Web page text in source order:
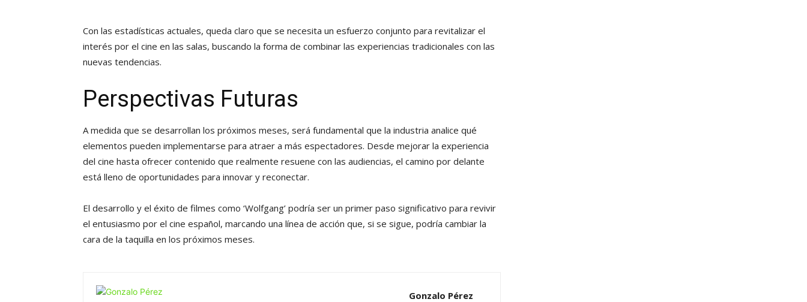
Con las estadísticas actuales, queda claro que se necesita un esfuerzo conjunto para revitalizar el
interés por el cine en las salas, buscando la forma de combinar las experiencias tradicionales con las
nuevas tendencias.
Perspectivas Futuras
A medida que se desarrollan los próximos meses, será fundamental que la industria analice qué
elementos pueden implementarse para atraer a más espectadores. Desde mejorar la experiencia
del cine hasta ofrecer contenido que realmente resuene con las audiencias, el camino por delante
está lleno de oportunidades para innovar y reconectar.
El desarrollo y el éxito de filmes como ‘Wolfgang’ podría ser un primer paso significativo para revivir
el entusiasmo por el cine español, marcando una línea de acción que, si se sigue, podría cambiar la
cara de la taquilla en los próximos meses.
Gonzalo Pérez